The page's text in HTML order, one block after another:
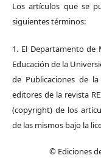
Los artículos que se
siguientes términos:
1. El Departamento de
Educación de la
de Publicaciones de
editores de la revista
(copyright) de los
de las mismos bajo la
© Ediciones